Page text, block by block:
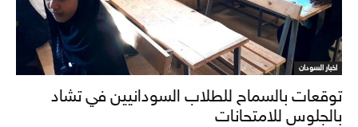
اخبار السودان
توقعات بالسماح للطلاب السودانيين في تشاد
بالجلوس للامتحانات